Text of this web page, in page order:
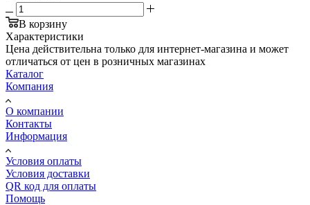
В корзину
Характеристики
Цена действительна только для интернет-магазина и может
отличаться от цен в розничных магазинах
Каталог
Компания
О компании
Контакты
Информация
Условия оплаты
Условия доставки
QR код для оплаты
Помощь